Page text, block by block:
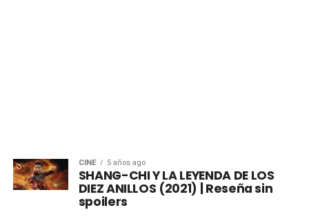
CINE 5 años ago
SHANG-CHI Y LA LEYENDA DE LOS
DIEZ ANILLOS (2021) | Reseña sin
spoilers